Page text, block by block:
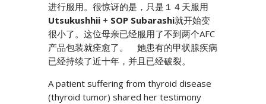
进行服用。很惊讶的是，只是１４天服用
Utsukushhii+ SOP Subarashi就开始变
很小了。这位母亲已经服用了不到两个AFC
产品包装就痊愈了。 她患有的甲状腺疾病
已经持续了近十年，并且已经破裂。
A patient suffering from thyroid disease
(thyroid tumor) shared her testimony